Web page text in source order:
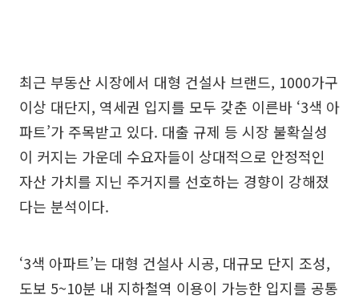
최근 부동산 시장에서 대형 건설사 브랜드, 1000가구
이상 대단지, 역세권 입지를 모두 갖춘 이른바 ‘3색 아
파트’가 주목받고 있다. 대출 규제 등 시장 불확실성
이 커지는 가운데 수요자들이 상대적으로 안정적인
자산 가치를 지닌 주거지를 선호하는 경향이 강해졌
다는 분석이다.
‘3색 아파트’는 대형 건설사 시공, 대규모 단지 조성,
도보 5~10분 내 지하철역 이용이 가능한 입지를 공통